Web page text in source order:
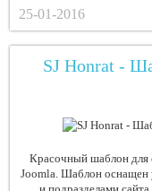
25-01-2016
SJ Honrat -
Красочный шаблон для
Joomla. Шаблон оснащен